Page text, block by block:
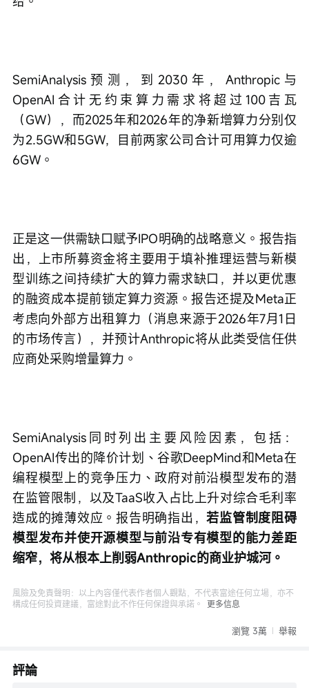
SemiAnalysis预测，到2030年，Anthropic与
OpenAI合计无约束算力需求将超过100吉瓦
（GW），而2025年和2026年的净新增算力分别仅
为2.5GW和5GW，目前两家公司合计可用算力仅逾
6GW。
正是这一供需缺口赋予IPO明确的战略意义。报告指
出，上市所募资金将主要用于填补推理运营与新模
型训练之间持续扩大的算力需求缺口，并以更优惠
的融资成本提前锁定算力资源。报告还提及Meta正
考虑向外部方出租算力（消息来源于2026年7月1日
的市场传言），并预计Anthropic将从此类受信任供
应商处采购增量算力。
SemiAnalysis同时列出主要风险因素，包括：
OpenAI传出的降价计划、谷歌DeepMind和Meta在
编程模型上的竞争压力、政府对前沿模型发布的潜
在监管限制，以及TaaS收入占比上升对综合毛利率
造成的摊薄效应。报告明确指出，若监管制度阻碍
模型发布并使开源模型与前沿专有模型的能力差距
缩窄，将从根本上削弱Anthropic的商业护城河。
風險及免責聲明：以上內容僅代表作者個人觀點，不代表富途任何立場，亦不
構成任何投資建議，富途對此不作任何保證與承諾。
更多信息
瀏覽 3萬 舉報
評論